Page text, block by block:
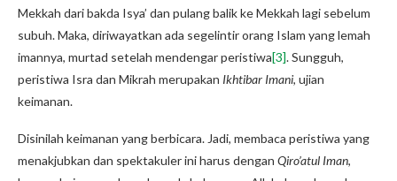
Mekkah dari bakda Isya’ dan pulang balik ke Mekkah lagi sebelum
subuh. Maka, diriwayatkan ada segelintir orang Islam yang lemah
imannya, murtad setelah mendengar peristiwa[3]. Sungguh,
peristiwa Isra dan Mikrah merupakan Ikhtibar Imani, ujian
keimanan.
Disinilah keimanan yang berbicara. Jadi, membaca peristiwa yang
menakjubkan dan spektakuler ini harus dengan Qiro’atul Iman,